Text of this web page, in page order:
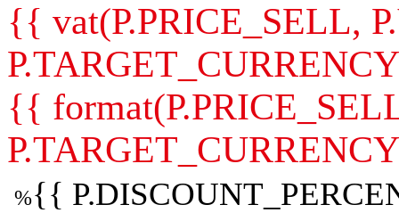
{{ vat(P.PRICE_SELL,
{{
%{{